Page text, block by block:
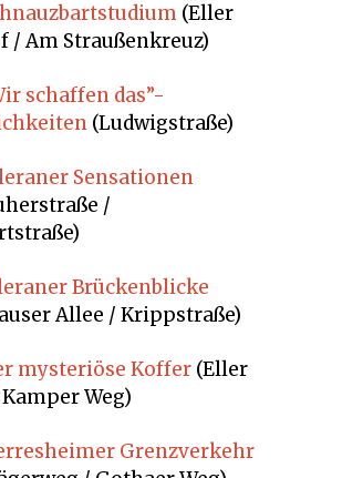
(Eller
/ Am Straußenkreuz)
schaffen das”-
(Ludwigstraße)
Sensationen
/
Brückenblicke
Allee / Krippstraße)
mysteriöse Koffer (Eller
Weg)
Grenzverkehr